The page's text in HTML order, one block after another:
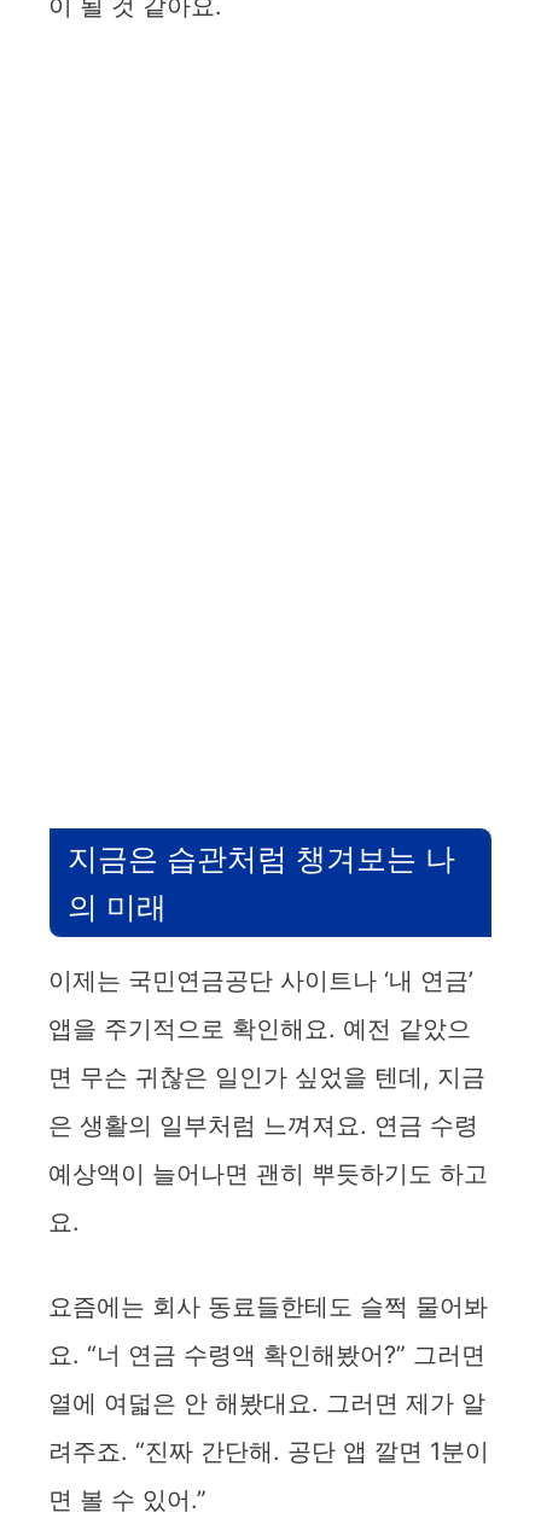
이 될 것 같아요.
지금은 습관처럼 챙겨보는 나
의 미래
이제는 국민연금공단 사이트나 ‘내 연금’
앱을 주기적으로 확인해요. 예전 같았으
면 무슨 귀찮은 일인가 싶었을 텐데, 지금
은 생활의 일부처럼 느껴져요. 연금 수령
예상액이 늘어나면 괜히 뿌듯하기도 하고
요.
요즘에는 회사 동료들한테도 슬쩍 물어봐
요. “너 연금 수령액 확인해봤어?” 그러면
열에 여덟은 안 해봤대요. 그러면 제가 알
려주죠. “진짜 간단해. 공단 앱 깔면 1분이
면 볼 수 있어.”